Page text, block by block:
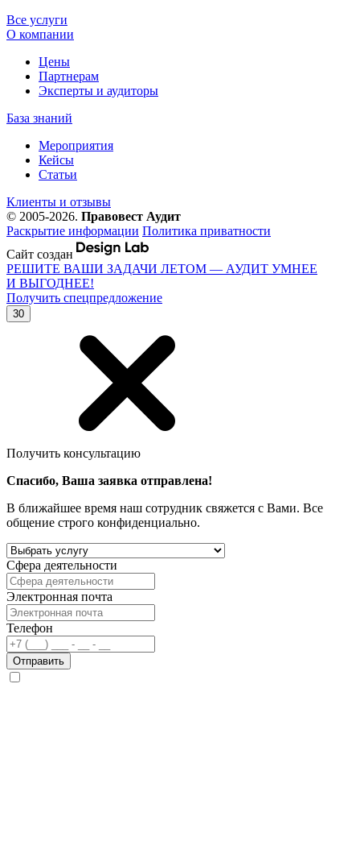
Все услуги
О компании
Цены
Партнерам
Эксперты и аудиторы
База знаний
Мероприятия
Кейсы
Статьи
Клиенты и отзывы
© 2005-2026. Правовест Аудит
Раскрытие информации Политика приватности
Сайт создан
РЕШИТЕ ВАШИ ЗАДАЧИ ЛЕТОМ — АУДИТ УМНЕЕ
И ВЫГОДНЕЕ!
Получить спецпредложение
30
Получить консультацию
Спасибо, Ваша заявка отправлена!
В ближайшее время наш сотрудник свяжется с Вами. Все
общение строго конфиденциально.
Сфера деятельности
Электронная почта
Телефон
Отправить